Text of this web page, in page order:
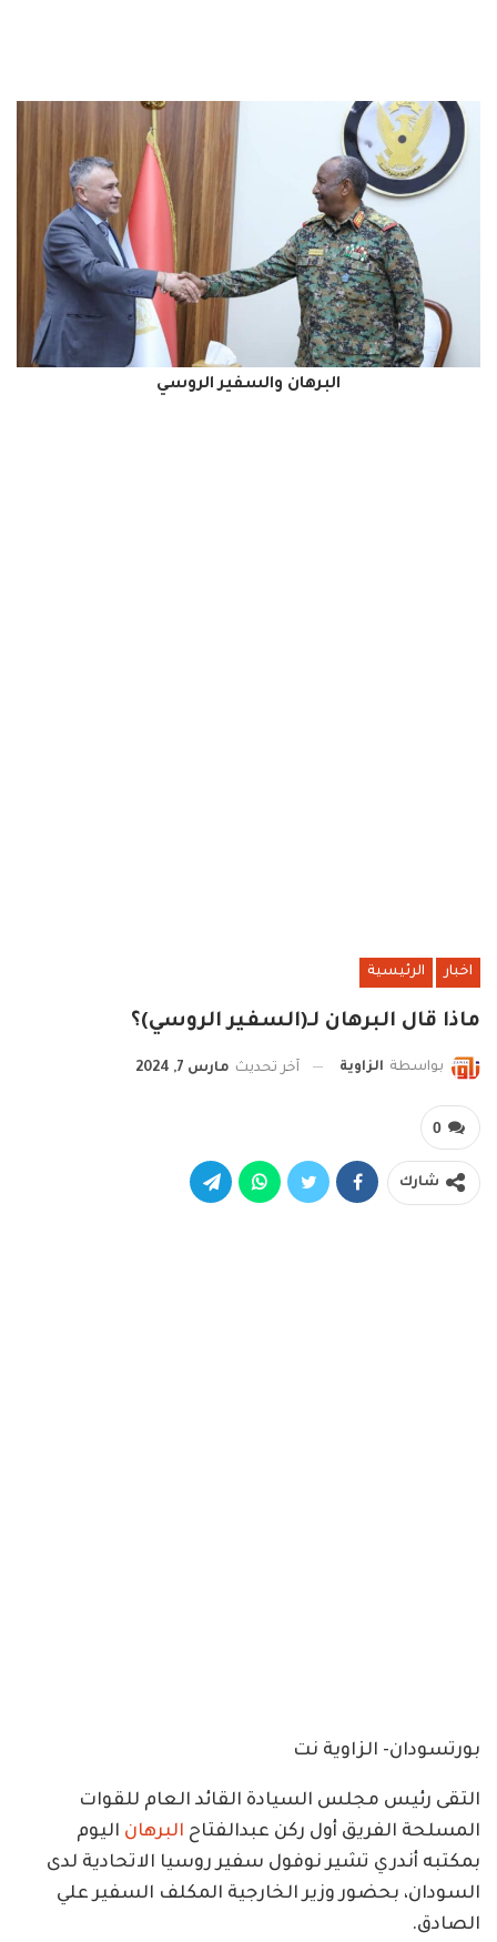
البرهان والسفير الروسي
اخبار الرئيسية
ماذا قال البرهان لـ(السفير الروسي)؟
بواسطة الزاوية آخر تحديث مارس 7, 2024
0
شارك
بورتسودان- الزاوية نت
التقى رئيس مجلس السيادة القائد العام للقوات
المسلحة الفريق أول ركن عبدالفتاح البرهان اليوم
بمكتبه أندري تشير نوفول سفير روسيا الاتحادية لدى
السودان، بحضور وزير الخارجية المكلف السفير علي
الصادق.